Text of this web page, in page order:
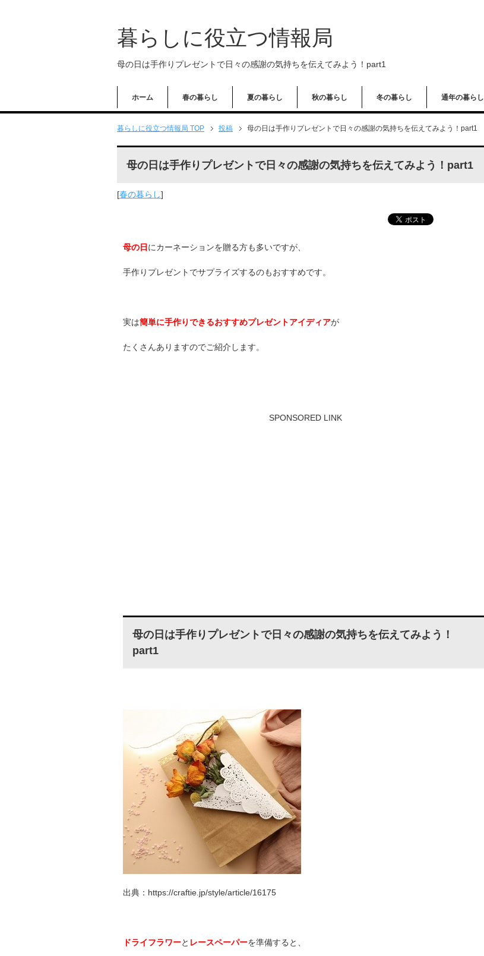
暮らしに役立つ情報局
母の日は手作りプレゼントで日々の感謝の気持ちを伝えてみよう！part1
ホーム 春の暮らし 夏の暮らし 秋の暮らし 冬の暮らし 通年の暮らし
暮らしに役立つ情報局 TOP 投稿 母の日は手作りプレゼントで日々の感謝の気持ちを伝えてみよう！part1
母の日は手作りプレゼントで日々の感謝の気持ちを伝えてみよう！part1
[春の暮らし]
母の日 にカーネーションを贈る方も多いですが、
手作りプレゼントでサプライズするのもおすすめです。
実は簡単に手作りできるおすすめプレゼントアイディアが
たくさんありますのでご紹介します。
SPONSORED LINK
母の日は手作りプレゼントで日々の感謝の気持ちを伝えてみよう！
part1
出典：https://craftie.jp/style/article/16175
ドライフラワーと レースペーパーを準備すると、